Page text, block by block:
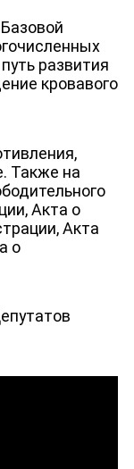
развития
кровавого
Также на
Акта о
Акта
о